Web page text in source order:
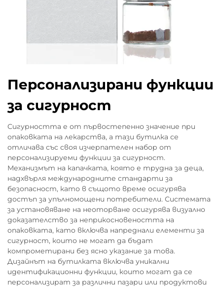
Персонализирани функции
за сигурност
Сигурността е от първостепенно значение при
опаковката на лекарства, а тази бутилка се
отличава със своя изчерпателен набор от
персонализируеми функции за сигурност.
Механизмът на капачката, която е трудна за деца,
надхвърля международните стандарти за
безопасност, като в същото време осигурява
достъп за упълномощени потребители. Системата
за установяване на неоторване осигурява визуално
доказателство за неприкосновеността на
опаковката, като включва напреднали елементи за
сигурност, които не могат да бъдат
компрометирани без ясно указание за това.
Дизайнът на бутилката включва уникални
идентификационни функции, които могат да се
персонализират за различни пазари или продуктови